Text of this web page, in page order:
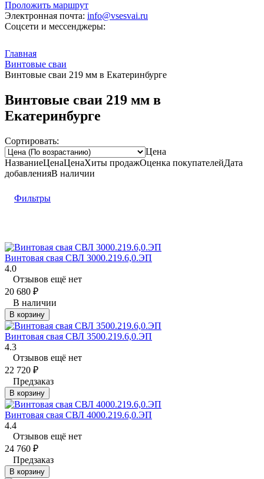
Проложить маршрут
Электронная почта: info@vsesvai.ru
Соцсети и мессенджеры:
Главная
Винтовые сваи
Винтовые сваи 219 мм в Екатеринбурге
Винтовые сваи 219 мм в
Екатеринбурге
Сортировать:
Цена
НазваниеЦенаЦенаХиты продажОценка покупателейДата
добавленияВ наличии
Фильтры
Винтовая свая СВЛ 3000.219.6,0.ЭП
4.0
Отзывов ещё нет
20 680 ₽
В наличии
В корзину
Винтовая свая СВЛ 3500.219.6,0.ЭП
4.3
Отзывов ещё нет
22 720 ₽
Предзаказ
В корзину
Винтовая свая СВЛ 4000.219.6,0.ЭП
4.4
Отзывов ещё нет
24 760 ₽
Предзаказ
В корзину